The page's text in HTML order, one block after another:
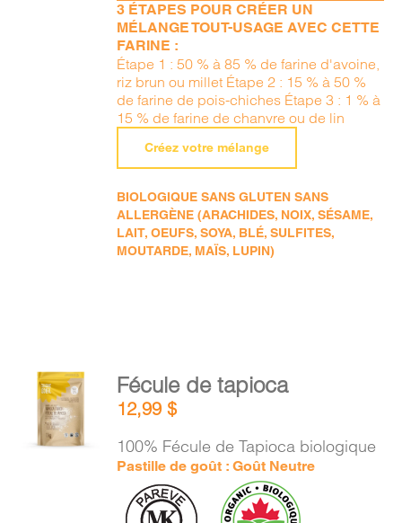
3 ÉTAPES POUR CRÉER UN
MÉLANGE TOUT-USAGE AVEC CETTE
FARINE :
Étape 1 : 50 % à 85 % de farine d'avoine,
riz brun ou millet Étape 2 : 15 % à 50 %
de farine de pois-chiches Étape 3 : 1 % à
15 % de farine de chanvre ou de lin
Créez votre mélange
BIOLOGIQUE SANS GLUTEN SANS
ALLERGÈNE (ARACHIDES, NOIX, SÉSAME,
LAIT, OEUFS, SOYA, BLÉ, SULFITES,
MOUTARDE, MAÏS, LUPIN)
AJOUTER
AU
PANIER
/
DÉTAILS
Fécule de tapioca
12,99$
100% Fécule de Tapioca biologique
Pastille de goût : Goût Neutre